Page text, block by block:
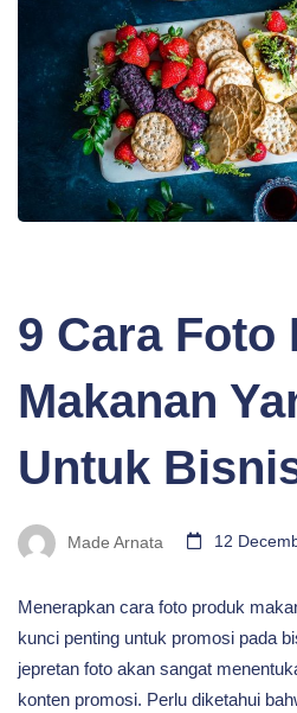
9 Cara Foto
Makanan
Untuk
Made Arnata 12
Menerapkan cara foto produk
kunci penting untuk promosi pada
jepretan foto akan sangat
konten promosi. Perlu diketahui